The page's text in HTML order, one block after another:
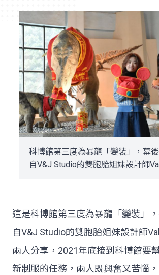
科博館第三度為暴龍「變裝」，幕
自V&J Studio的雙胞胎姐妹設計師
這是科博館第三度為暴龍「變裝」
自V&J Studio的雙胞胎姐妹設計師
兩人分享，2021年底接到科博館要
新制服的任務，兩人既興奮又苦惱